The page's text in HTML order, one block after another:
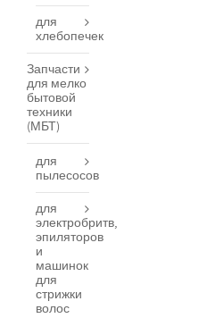
для
хлебопечек
Запчасти
для мелко
бытовой
техники
(МБТ)
для
пылесосов
для
электробритв,
эпиляторов
и
машинок
для
стрижки
волос